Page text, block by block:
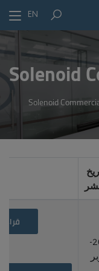
EN
Solenoid
Solenoid
2025-
قراءة